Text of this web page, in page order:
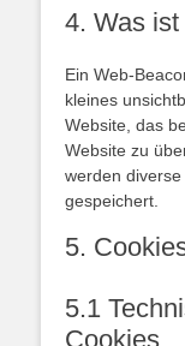
4. Was
Ein Web-
kleines
Website, das
Website zu
werden
gespeichert.
5.
5.1
Cookies